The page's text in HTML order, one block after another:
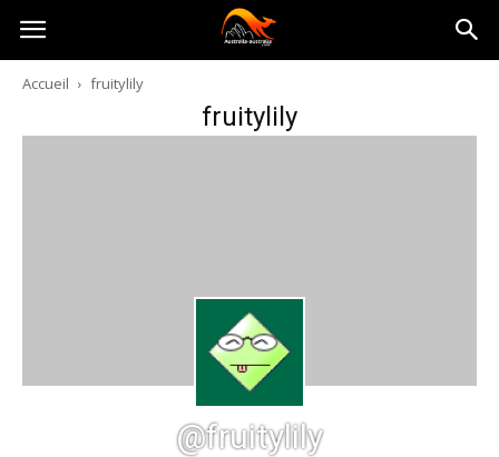
Australia-
australie.com
Accueil fruitylily
fruitylily
@fruitylily